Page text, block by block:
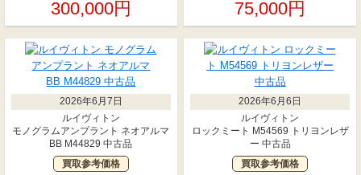
300,000円 75,000円
2026年6月7日
ルイヴィトン
モノグラムアンプラント ネオアルマ
BB M44829 中古品
買取参考価格
2026年6月6日
ルイヴィトン
ロックミート M54569 トリヨンレザ
ー 中古品
買取参考価格